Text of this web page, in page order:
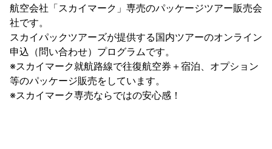
航空会社「スカイマーク」専売のパッケージツアー販売会
社です。
スカイパックツアーズが提供する国内ツアーのオンライン
申込（問い合わせ）プログラムです。
※スカイマーク就航路線で往復航空券＋宿泊、オプション
等のパッケージ販売をしています。
※スカイマーク専売ならではの安心感！